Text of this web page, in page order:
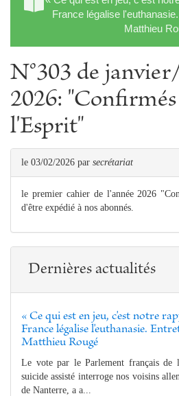
France légalise
Matthieu
N°303 de
2026:
l'Esprit"
le 03/02/2026 par secrétariat
le premier cahier de l'année 2026
d'être expédié à nos abonnés.
Dernières actualités
« Ce qui est en jeu, c'est notre
France légalise l'euthanasie.
Matthieu Rougé
Le vote par le Parlement français de
suicide assisté interroge nos voisins
de Nanterre, a a...